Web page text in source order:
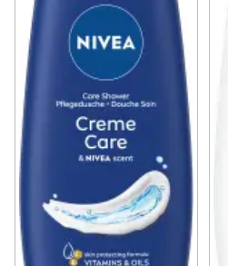
speciellt lämplig för torr hud.
en formula som är 99 %
och är förpackad i en
återvunnen (exklusive lock och
Klimatneutraliserad produkt
balanseras via certifierade
lämnar din hud mjuk och
Dermatologiskt testad. För en
huden som varar hela dagen!